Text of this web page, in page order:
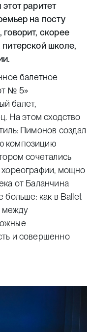
раритет
на посту
говорит, скорее
питерской школе,
балетное
№ 5»
балет,
На этом сходство
Пимонов создал
композицию
сочетались
хореографии, мощно
от Баланчина
больше: как в Ballet
между
и совершенно